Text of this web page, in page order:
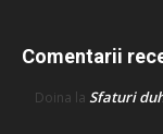
Comentarii
Doina la Sfaturi